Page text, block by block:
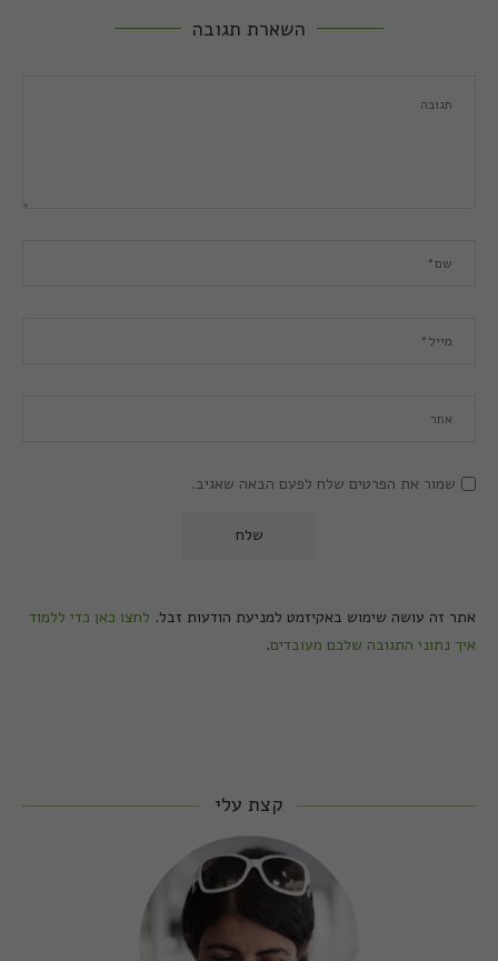
השארת תגובה
שמור את הפרטים שלח לפעם הבאה שאגיב.
אתר זה עושה שימוש באקיזמט למניעת הודעות זבל. לחצו כאן כדי ללמוד
איך נתוני התגובה שלכם מעובדים.
קצת עלי